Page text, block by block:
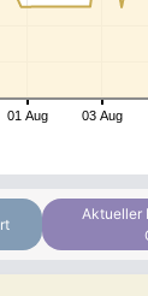
01 Aug 03 Aug
Aktueller